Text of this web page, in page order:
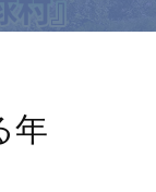
年